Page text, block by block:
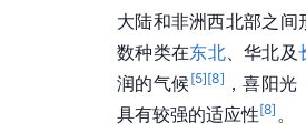
大陆和非洲西北部之间
数种类在东北、华北及
润的气候[5][8] ，喜阳
具有较强的适应性[8] 。